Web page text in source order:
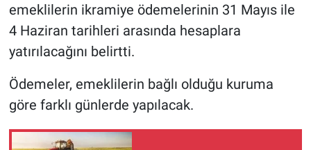
emeklilerin ikramiye ödemelerinin 31 Mayıs ile
4 Haziran tarihleri arasında hesaplara
yatırılacağını belirtti.
Ödemeler, emeklilerin bağlı olduğu kuruma
göre farklı günlerde yapılacak.